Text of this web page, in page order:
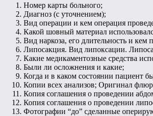
Номер карты больного;
Диагноз (с уточнением);
Вид операции и кем операция
Какой шовный материал
Вид наркоза, его длительность и кем
Липосакция. Вид липоксации.
Какие медикаментозные средства
Были ли осложнения и какие;
Когда и в каком состоянии пациент
Копии всех анализов; Оригинал
Копия соглашения о проведении
Копия соглашения о проведении
Фотографии “до” сделанные